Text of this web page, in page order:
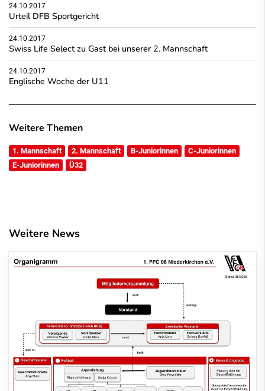
24.10.2017
Urteil DFB Sportgericht
24.10.2017
Swiss Life Select zu Gast bei unserer 2. Mannschaft
24.10.2017
Englische Woche der U11
Weitere Themen
1. Mannschaft 2. Mannschaft B-Juniorinnen
C-Juniorinnen
E-Juniorinnen
Ü32
Weitere News